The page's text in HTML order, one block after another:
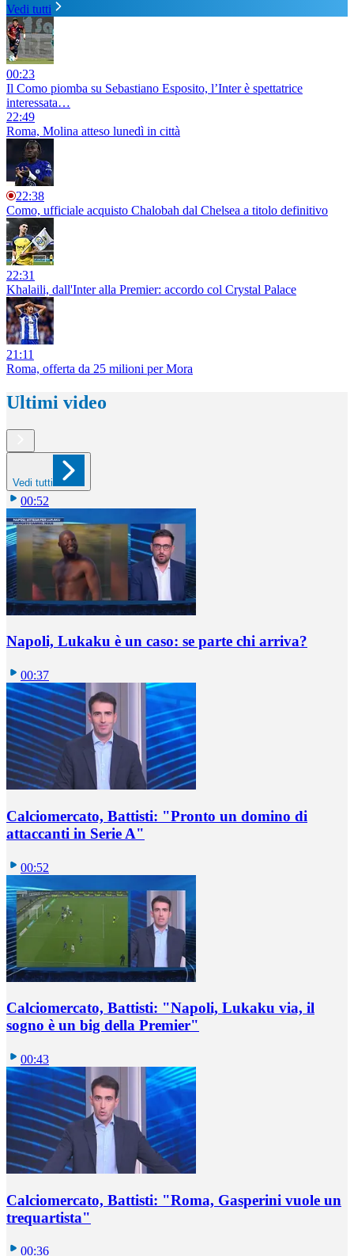
Vedi tutti
00:23
Il Como piomba su Sebastiano Esposito, l’Inter è spettatrice
interessata…
22:49
Roma, Molina atteso lunedì in città
22:38
Como, ufficiale acquisto Chalobah dal Chelsea a titolo definitivo
22:31
Khalaili, dall'Inter alla Premier: accordo col Crystal Palace
21:11
Roma, offerta da 25 milioni per Mora
Ultimi video
Vedi tutti
00:52
Napoli, Lukaku è un caso: se parte chi arriva?
00:37
Calciomercato, Battisti: "Pronto un domino di
attaccanti in Serie A"
00:52
Calciomercato, Battisti: "Napoli, Lukaku via, il
sogno è un big della Premier"
00:43
Calciomercato, Battisti: "Roma, Gasperini vuole un
trequartista"
00:36